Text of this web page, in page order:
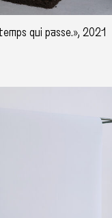
qui passe.», 2021